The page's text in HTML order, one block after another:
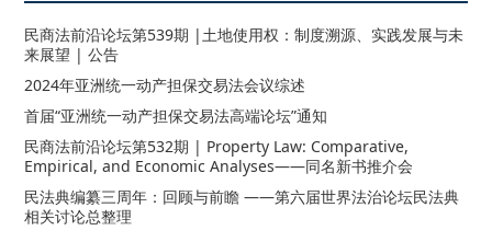
民商法前沿论坛第539期 |土地使用权：制度溯源、实践发展与未
来展望 | 公告
2024年亚洲统一动产担保交易法会议综述
首届“亚洲统一动产担保交易法高端论坛”通知
民商法前沿论坛第532期 | Property Law: Comparative,
Empirical, and Economic Analyses——同名新书推介会
民法典编纂三周年：回顾与前瞻 ——第六届世界法治论坛民法典
相关讨论总整理